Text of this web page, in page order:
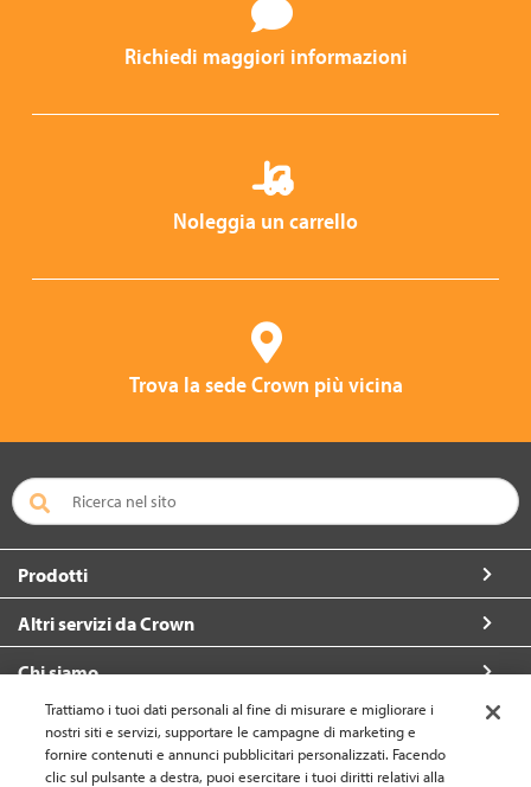
Richiedi maggiori informazioni
Noleggia un carrello
Trova la sede Crown più vicina
Prodotti
Altri servizi da Crown
Chi siamo
Per contattarci
Trattiamo i tuoi dati personali al fine di misurare e migliorare i
nostri siti e servizi, supportare le campagne di marketing e
fornire contenuti e annunci pubblicitari personalizzati. Facendo
clic sul pulsante a destra, puoi esercitare i tuoi diritti relativi alla